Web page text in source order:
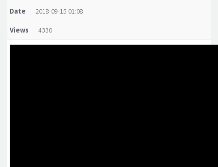
Date 2018-09-15 01:08
Views 4330